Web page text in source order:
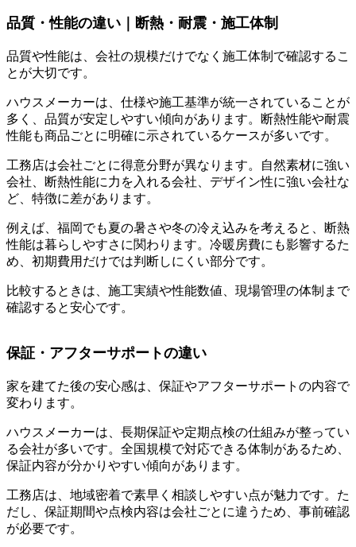
品質・性能の違い｜断熱・耐震・施工体制
品質や性能は、会社の規模だけでなく施工体制で確認するこ
とが大切です。
ハウスメーカーは、仕様や施工基準が統一されていることが
多く、品質が安定しやすい傾向があります。断熱性能や耐震
性能も商品ごとに明確に示されているケースが多いです。
工務店は会社ごとに得意分野が異なります。自然素材に強い
会社、断熱性能に力を入れる会社、デザイン性に強い会社な
ど、特徴に差があります。
例えば、福岡でも夏の暑さや冬の冷え込みを考えると、断熱
性能は暮らしやすさに関わります。冷暖房費にも影響するた
め、初期費用だけでは判断しにくい部分です。
比較するときは、施工実績や性能数値、現場管理の体制まで
確認すると安心です。
保証・アフターサポートの違い
家を建てた後の安心感は、保証やアフターサポートの内容で
変わります。
ハウスメーカーは、長期保証や定期点検の仕組みが整ってい
る会社が多いです。全国規模で対応できる体制があるため、
保証内容が分かりやすい傾向があります。
工務店は、地域密着で素早く相談しやすい点が魅力です。た
だし、保証期間や点検内容は会社ごとに違うため、事前確認
が必要です。